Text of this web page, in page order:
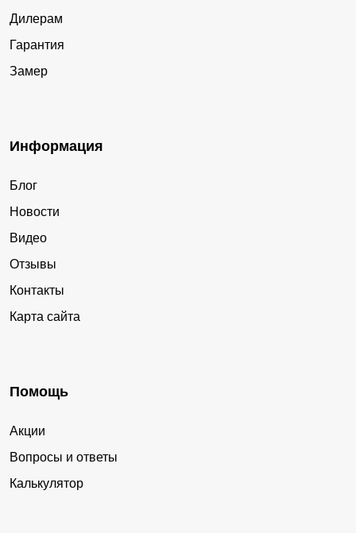
Дилерам
Гарантия
Замер
Информация
Блог
Новости
Видео
Отзывы
Контакты
Карта сайта
Помощь
Акции
Вопросы и ответы
Калькулятор